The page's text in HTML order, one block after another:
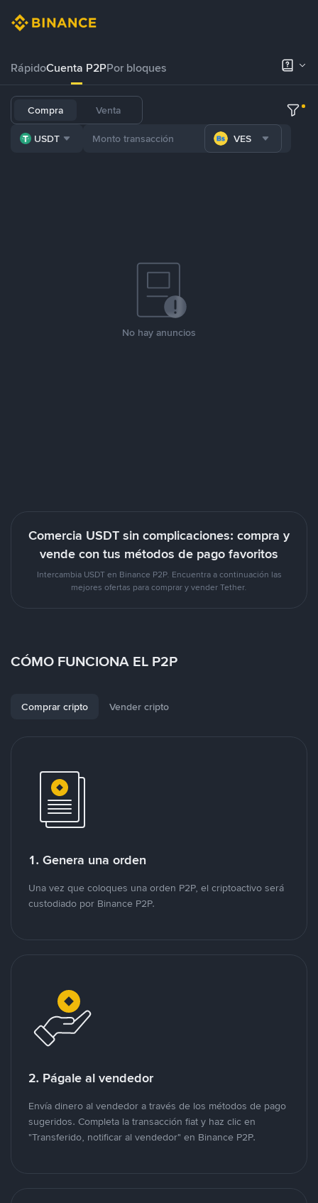
RápidoCuenta P2PPor bloques
Compra Venta
USDT VES
No hay anuncios
Comercia USDT sin complicaciones: compra y
vende con tus métodos de pago favoritos
Intercambia USDT en Binance P2P. Encuentra a continuación las
mejores ofertas para comprar y vender Tether.
CÓMO FUNCIONA EL P2P
Comprar cripto Vender cripto
1. Genera una orden
Una vez que coloques una orden P2P, el criptoactivo será
custodiado por Binance P2P.
2. Págale al vendedor
Envía dinero al vendedor a través de los métodos de pago
sugeridos. Completa la transacción fiat y haz clic en
"Transferido, notificar al vendedor" en Binance P2P.